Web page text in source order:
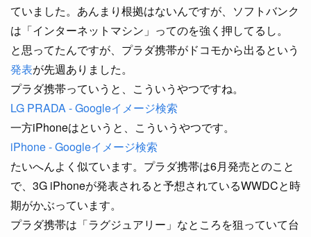
ていました。あんまり根拠はないんですが、ソフトバンク
は「インターネットマシン」ってのを強く押してるし。
と思ってたんですが、プラダ携帯がドコモから出るという
発表が先週ありました。
プラダ携帯っていうと、こういうやつですね。
LG PRADA - Googleイメージ検索
一方iPhoneはというと、こういうやつです。
iPhone - Googleイメージ検索
たいへんよく似ています。プラダ携帯は6月発売とのこと
で、3G iPhoneが発表されると予想されているWWDCと時
期がかぶっています。
プラダ携帯は「ラグジュアリー」なところを狙っていて台